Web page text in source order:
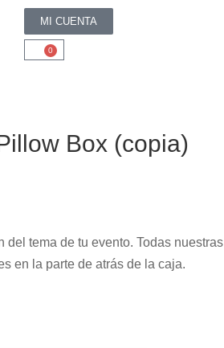
MI CUENTA
0
Box (copia)
tema de tu evento. Todas nuestras
en la parte de atrás de la caja.